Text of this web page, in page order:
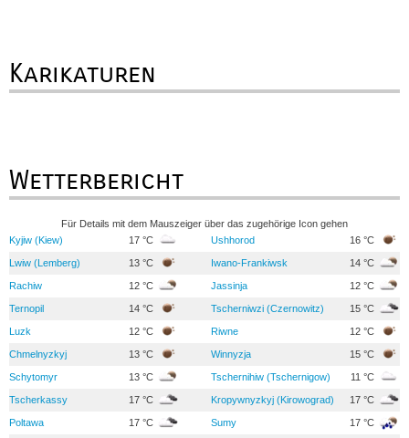
Karikaturen
Wetterbericht
Für Details mit dem Mauszeiger über das zugehörige Icon gehen
Kyjiw (Kiew)
17 °C Ushhorod 16 °C
Lwiw (Lemberg) 13 °C Iwano-Frankiwsk 14 °C
Rachiw 12 °C Jassinja 12 °C
Ternopil 14 °C Tscherniwzi (Czernowitz) 15 °C
Luzk 12 °C Riwne 12 °C
Chmelnyzkyj 13 °C Winnyzja 15 °C
Schytomyr 13 °C Tschernihiw (Tschernigow) 11 °C
Tscherkassy 17 °C Kropywnyzkyj (Kirowograd) 17 °C
Poltawa 17 °C Sumy 17 °C